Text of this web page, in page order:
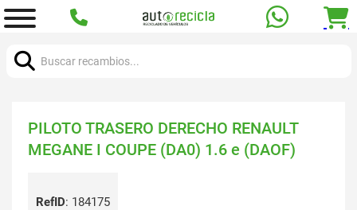
PILOTO TRASERO DERECHO RENAULT
MEGANE I COUPE (DA0) 1.6 e (DAOF)
RefID: 184175